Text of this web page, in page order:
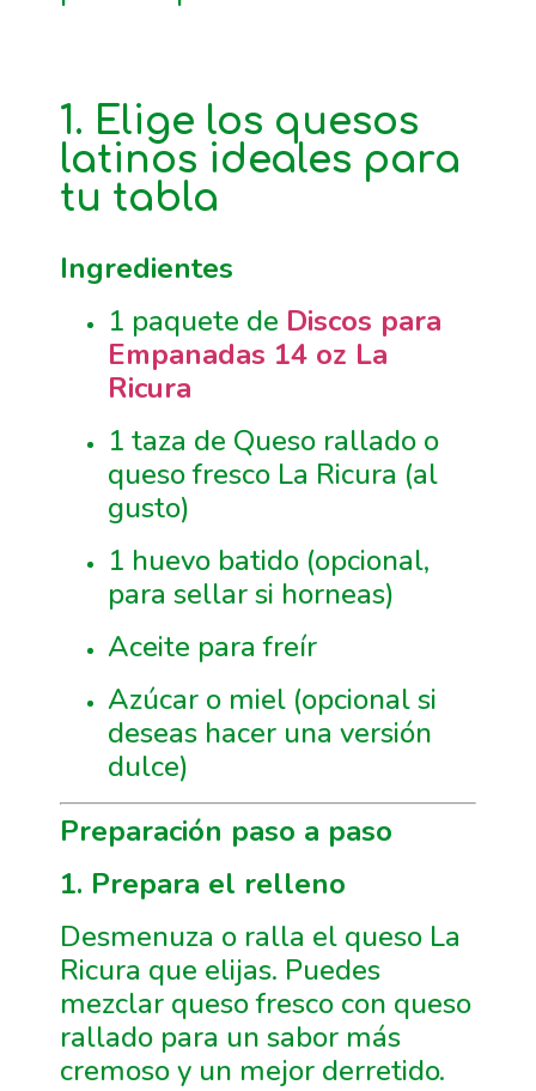
1. Elige los quesos
latinos ideales para
tu tabla
Ingredientes
1 paquete de Discos para
Empanadas 14 oz La
Ricura
1 taza de Queso rallado o
queso fresco La Ricura (al
gusto)
1 huevo batido (opcional,
para sellar si horneas)
Aceite para freír
Azúcar o miel (opcional si
deseas hacer una versión
dulce)
Preparación paso a paso
1. Prepara el relleno
Desmenuza o ralla el queso La
Ricura que elijas. Puedes
mezclar queso fresco con queso
rallado para un sabor más
cremoso y un mejor derretido.